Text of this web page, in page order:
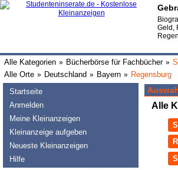
Geld,
Alle Kategorien » Bücherbörse für Fachbücher »
Alle Orte » Deutschland » Bayern » Regensburg
Startseite
Anmelden
Meine Kleinanzeigen
Kleinanzeige aufgeben
Neueste Kleinanzeigen
Hilfe
Alle